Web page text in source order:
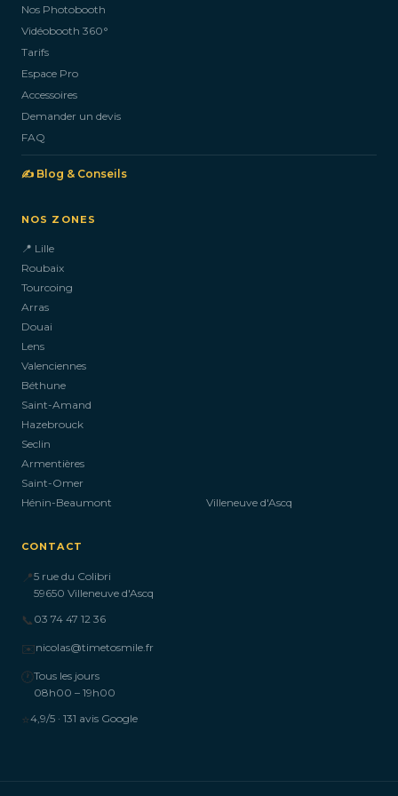
Nos Photobooth
Vidéobooth 360°
Tarifs
Espace Pro
Accessoires
Demander un devis
FAQ
✍️ Blog & Conseils
NOS ZONES
📍 Lille
Roubaix
Tourcoing
Arras
Douai
Lens
Valenciennes
Béthune
Saint-Amand
Hazebrouck
Seclin
Armentières
Saint-Omer
Hénin-Beaumont
Villeneuve d'Ascq
CONTACT
📍5 rue du Colibri
59650 Villeneuve d'Ascq
📞 03 74 47 12 36
✉️nicolas@timetosmile.fr
🕐Tous les jours
08h00 – 19h00
⭐4,9/5 · 131 avis Google